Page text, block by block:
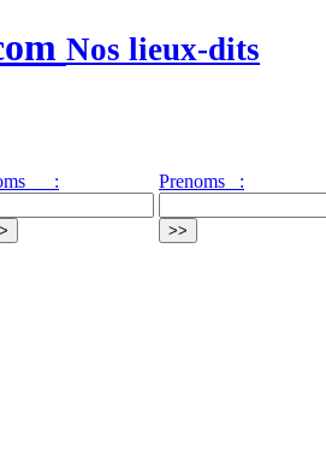
Nos lieux-dits
: Prenoms :